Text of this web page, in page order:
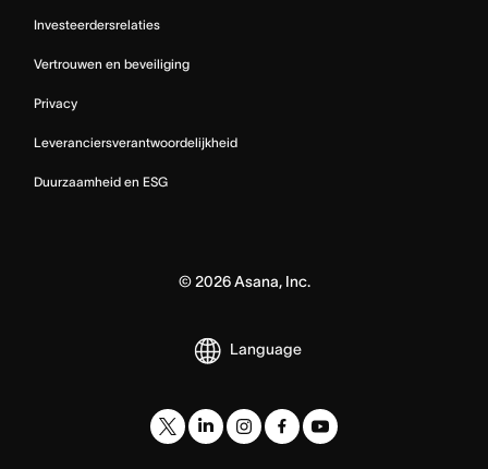
Investeerdersrelaties
Vertrouwen en beveiliging
Privacy
Leveranciersverantwoordelijkheid
Duurzaamheid en ESG
© 2026Asana, Inc.
Language